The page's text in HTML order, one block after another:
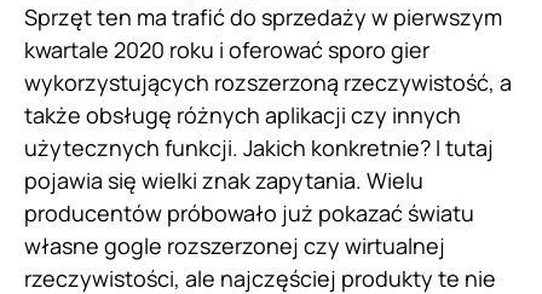
Sprzęt ten ma trafić do sprzedaży w pierwszym
kwartale 2020 roku i oferować sporo gier
wykorzystujących rozszerzoną rzeczywistość, a
także obsługę różnych aplikacji czy innych
użytecznych funkcji. Jakich konkretnie? I tutaj
pojawia się wielki znak zapytania. Wielu
producentów próbowało już pokazać światu
własne gogle rozszerzonej czy wirtualnej
rzeczywistości, ale najczęściej produkty te nie